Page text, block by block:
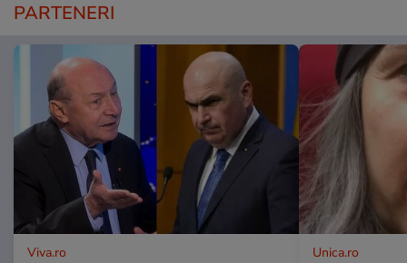
PARTENERI
Viva.ro Unica.ro